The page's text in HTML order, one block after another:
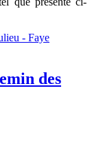
- Faye
des